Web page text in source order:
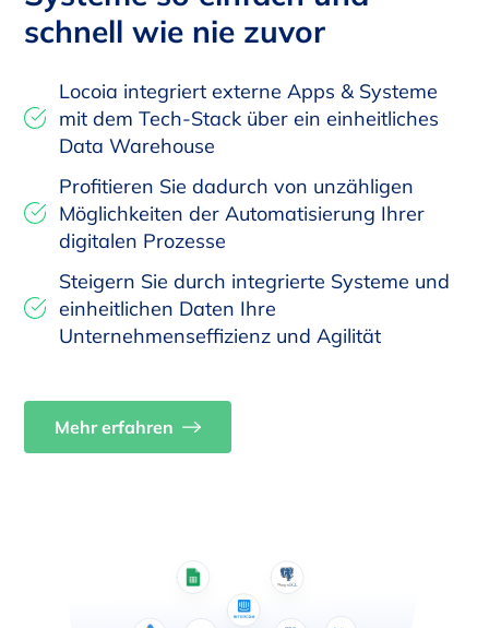
schnell wie nie zuvor
Locoia integriert externe Apps & Systeme
mit dem Tech-Stack über ein einheitliches
Data Warehouse
Profitieren Sie dadurch von unzähligen
Möglichkeiten der Automatisierung Ihrer
digitalen Prozesse
Steigern Sie durch integrierte Systeme und
einheitlichen Daten Ihre
Unternehmenseffizienz und Agilität
Mehr erfahren